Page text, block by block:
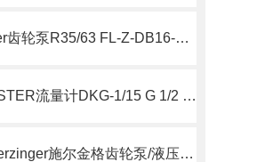
Rickmeier齿轮泵R35/63 FL-Z-DB16-W-SAE2-R为石油系统保驾护航
德国MEISTER流量计DKG-1/15 G 1/2 VA NOC 说明
德国Scherzinger施尔金格齿轮泵/液压泵供应说明